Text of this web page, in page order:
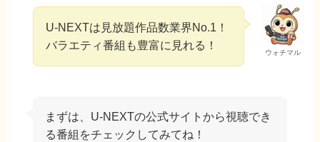
ウォチマル
U-NEXTは見放題作品数業界No.1！
バラエティ番組も豊富に見れる！
まずは、U-NEXTの公式サイトから視聴でき
る番組をチェックしてみてね！